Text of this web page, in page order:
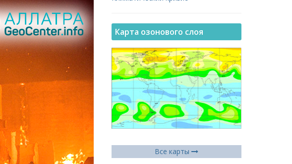
Карта озонового слоя
Все карты